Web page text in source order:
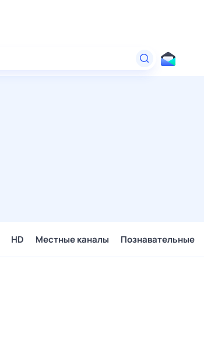
HD Местные каналы Познавательные